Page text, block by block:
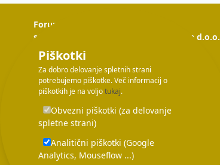
Forum Media,
strokovne informacije in izobraževanja d.o.o.
Prešernova ulica 1
2000 Maribor
E-pošta: info@forum-media.si
Telefon: 02 250 18 00
Tukaj smo za vas!
Pon – čet: 08.00 – 16.00
Pet: 08.00 – 15.00
Piškotki
Za dobro delovanje spletnih strani
potrebujemo piškotke. Več informacij o
piškotkih je na voljotukaj.
Obvezni piškotki (za delovanje
spletne strani)
Analitični piškotki (Google
Analytics, Mouseflow ...)